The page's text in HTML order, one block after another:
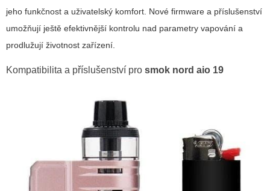
jeho funkčnost a uživatelský komfort. Nové firmware a příslušenství
umožňují ještě efektivnější kontrolu nad parametry vapování a
prodlužují životnost zařízení.
Kompatibilita a příslušenství pro smok nord aio 19